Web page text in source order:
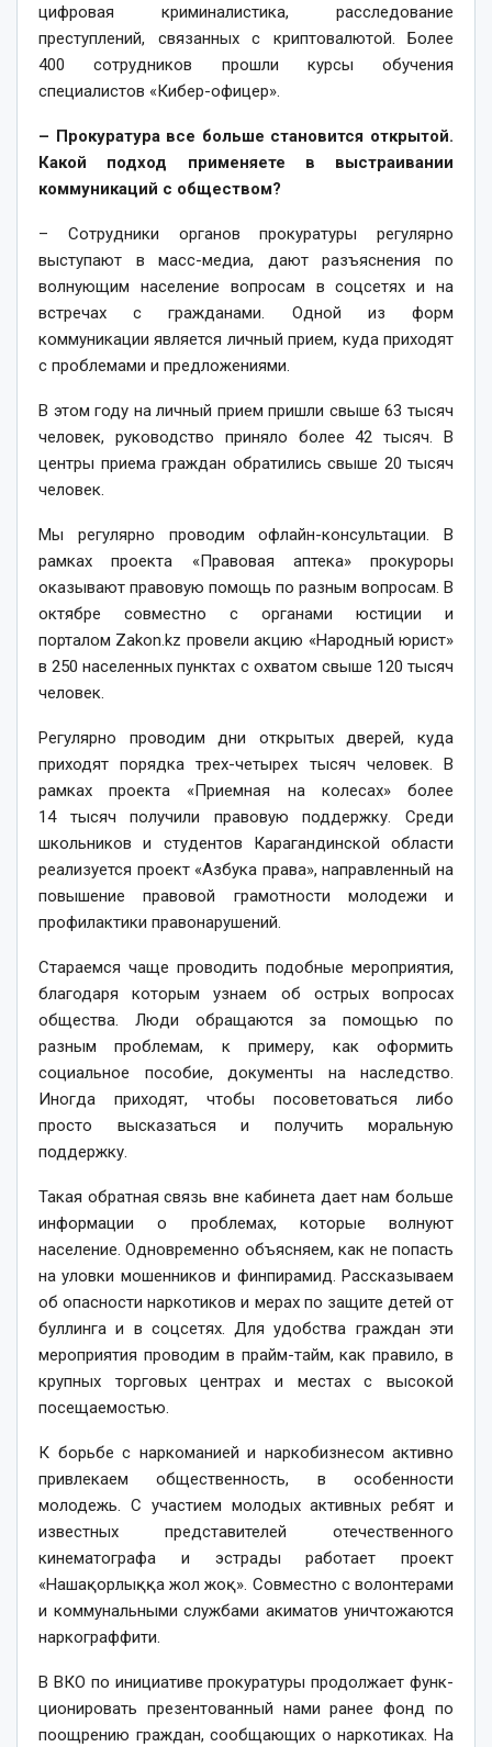
цифровая криминалистика, расследование
преступлений, связанных с криптовалютой. Более
400 сотрудников прошли курсы обучения
специалистов «Кибер-офицер».
– Прокуратура все больше становится открытой.
Какой подход применяете в выстраи­вании
коммуникаций с обществом?
– Сотрудники органов прокуратуры регулярно
выступают в масс-медиа, дают разъяснения по
волнующим население воп­росам в соцсетях и на
встречах с гражданами. Одной из форм
коммуникации является личный прием, куда приходят
с проблемами и предложениями.
В этом году на личный прием пришли свыше 63 тысяч
человек, руководство приняло более 42 тысяч. В
центры приема граждан обратились свыше 20 тысяч
человек.
Мы регулярно проводим офлайн-консультации. В
рамках проекта «Правовая аптека» прокуроры
оказывают правовую помощь по разным вопросам. В
октябре совместно с органами юстиции и
порталом Zakon.kz провели акцию «Народный юрист»
в 250 населенных пунктах с охватом свыше 120 тысяч
человек.
Регулярно проводим дни открытых дверей, куда
приходят порядка трех-четырех тысяч человек. В
рамках проекта «Приемная на колесах» более
14 тысяч получили правовую поддержку. Среди
школьников и студентов Карагандинской области
реализуется проект «Азбука права», направленный на
повышение правовой грамотности молодежи и
профилактики правонарушений.
Стараемся чаще проводить подобные мероприятия,
благодаря которым узнаем об острых вопросах
общества. Люди обращаются за помощью по
разным проблемам, к примеру, как оформить
социальное пособие, документы на наследство.
Иногда приходят, чтобы посоветоваться либо
просто высказаться и получить моральную
поддержку.
Такая обратная связь вне кабинета дает нам больше
информации о проблемах, которые волнуют
население. Одновременно объясняем, как не попасть
на уловки мошенников и финпирамид. Рассказываем
об опасности наркотиков и мерах по защите детей от
буллинга и в соцсетях. Для удобства граждан эти
мероприятия проводим в прайм-тайм, как правило, в
крупных торговых центрах и мес­тах с высокой
посещаемостью.
К борьбе с наркоманией и наркобизнесом активно
прив­лекаем общественность, в особенности
молодежь. С участием молодых активных ребят и
известных представителей отечественного
кинематографа и эстрады работает проект
«Нашақорлыққа жол жоқ». Совместно с волонтерами
и коммунальными службами акиматов уничтожаются
наркограффити.
В ВКО по инициативе прокуратуры продолжает функ­
ционировать презентованный нами ранее фонд по
поощрению граждан, сообщающих о наркотиках. На